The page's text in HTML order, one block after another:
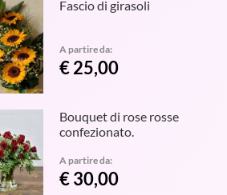
Fascio di girasoli
A partire da:
€ 25,00
Bouquet di rose rosse
confezionato.
A partire da:
€ 30,00